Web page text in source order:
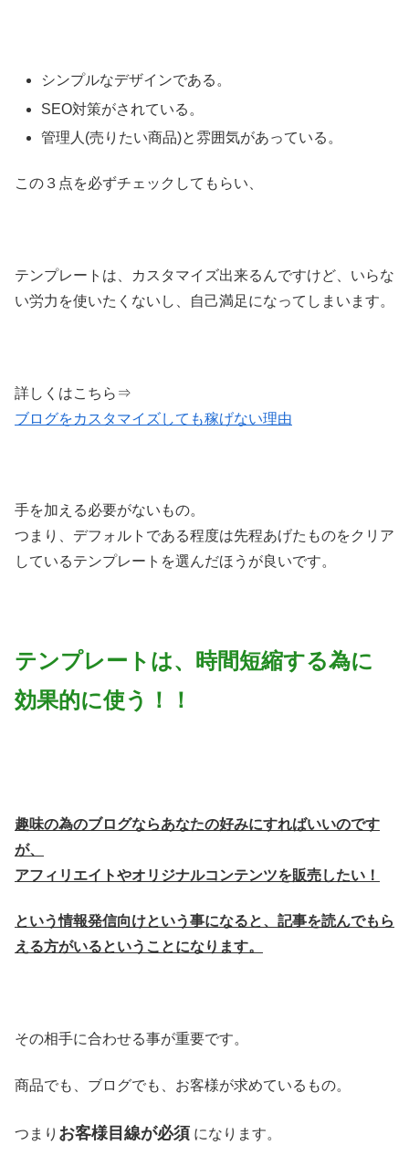
シンプルなデザインである。
SEO対策がされている。
管理人(売りたい商品)と雰囲気があっている。
この３点を必ずチェックしてもらい、
テンプレートは、カスタマイズ出来るんですけど、いらな
い労力を使いたくないし、自己満足になってしまいます。
詳しくはこちら⇒
ブログをカスタマイズしても稼げない理由
手を加える必要がないもの。
つまり、デフォルトである程度は先程あげたものをクリア
しているテンプレートを選んだほうが良いです。
テンプレートは、時間短縮する為に
効果的に使う！！
趣味の為のブログならあなたの好みにすればいいのです
が、
アフィリエイトやオリジナルコンテンツを販売したい！
という情報発信向けという事になると、記事を読んでもら
える方がいるということになります。
その相手に合わせる事が重要です。
商品でも、ブログでも、お客様が求めているもの。
つまり お客様目線が必須 になります。